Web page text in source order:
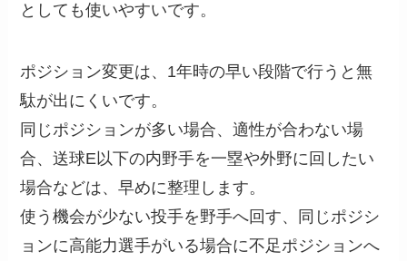
としても使いやすいです。
ポジション変更は、1年時の早い段階で行うと無
駄が出にくいです。
同じポジションが多い場合、適性が合わない場
合、送球E以下の内野手を一塁や外野に回したい
場合などは、早めに整理します。
使う機会が少ない投手を野手へ回す、同じポジシ
ョンに高能力選手がいる場合に不足ポジションへ